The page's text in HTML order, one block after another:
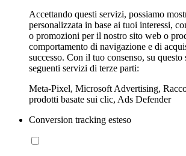
Accettando questi servizi, possiamo
personalizzata in base ai tuoi interessi,
o promozioni per il nostro sito web o
comportamento di navigazione e di
successo. Con il tuo consenso, su
seguenti servizi di terze parti:
Meta-Pixel, Microsoft Advertising,
prodotti basate sui clic, Ads Defender
Conversion tracking esteso